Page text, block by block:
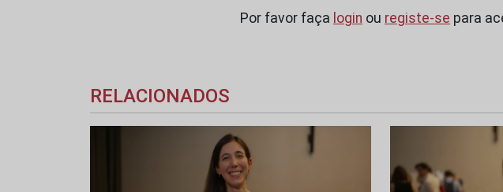
Por favor faça login ou registe-se para
RELACIONADOS